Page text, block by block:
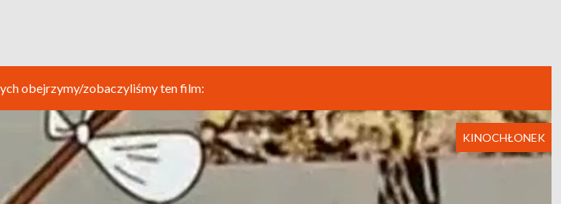
obejrzymy/zobaczyliśmy ten film:
KINOCHŁONEK